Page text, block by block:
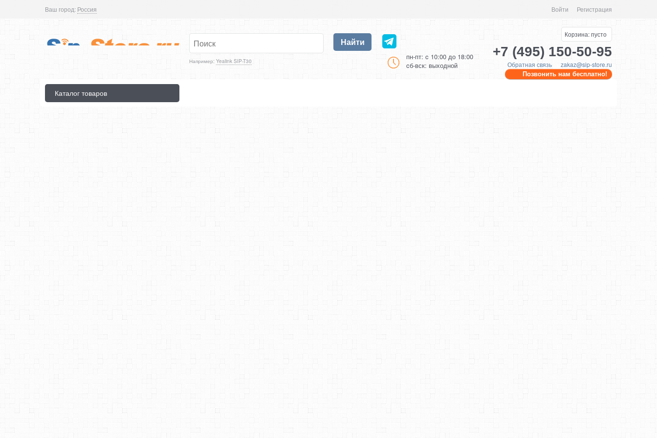
Ваш город: Россия Войти Регистрация
Например: Yealink SIP-T30
Найти
пн-пт: c 10:00 до 18:00
cб-вск: выходной
Корзина:пусто
+7 (495) 150-50-95
Обратная связь zakaz@sip-store.ru
Позвонить нам бесплатно!
Каталог товаров